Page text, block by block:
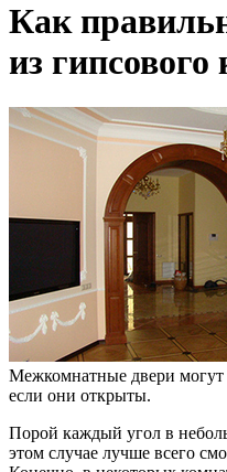
Как
из гипсового
Межкомнатные двери могут
если они открыты.
Порой каждый угол в
этом случае лучше всего